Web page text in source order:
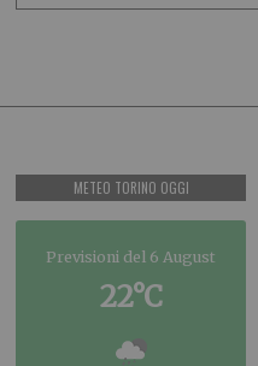
METEO TORINO OGGI
Previsioni del 6 August
22°C